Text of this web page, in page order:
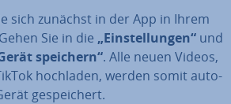
sich zunächst in der App in Ihrem
Sie in die „Ein­stel­lun­gen“ und
speichern“. Alle neuen Videos,
hochladen, werden somit au­to­
ge­spei­chert.